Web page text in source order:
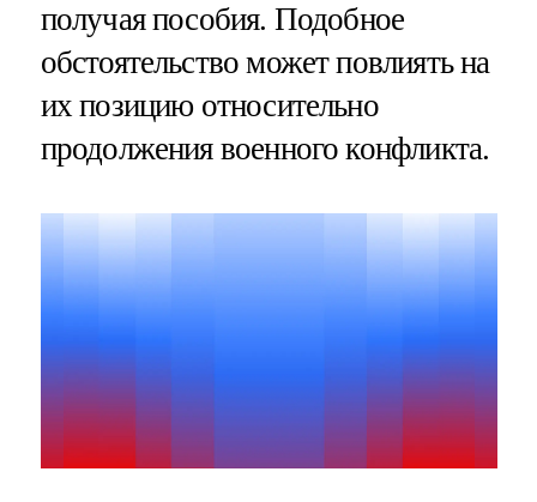
получая пособия. Подобное
обстоятельство может повлиять на
их позицию относительно
продолжения военного конфликта.